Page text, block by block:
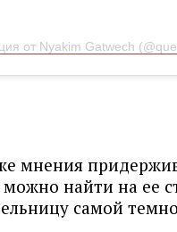
от Nyakim Gatwech
мнения
найти на ее
самой